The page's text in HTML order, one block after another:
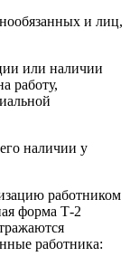
и лиц,
или наличии
работу,
наличии у
работником
форма Т-2
работника: